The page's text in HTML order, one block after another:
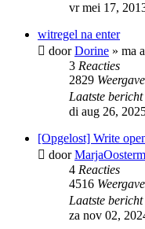
vr mei 17,
witregel na enter
doorDorine » ma
3 Reacties
2829
Laatste bericht
di aug 26,
[Opgelost] Write
door
4 Reacties
4516
Laatste bericht
za nov 02,